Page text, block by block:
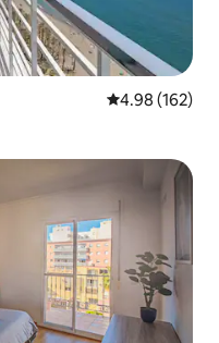
คะแนนเฉลี่ย
4.98 (162)